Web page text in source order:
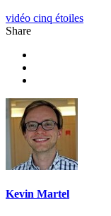
vidéo cinq étoiles
Share
Kevin Martel